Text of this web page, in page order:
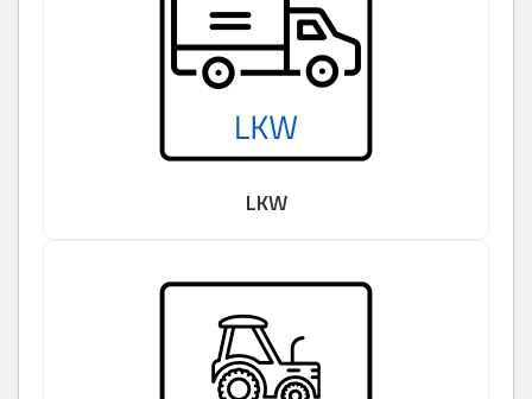
LKW